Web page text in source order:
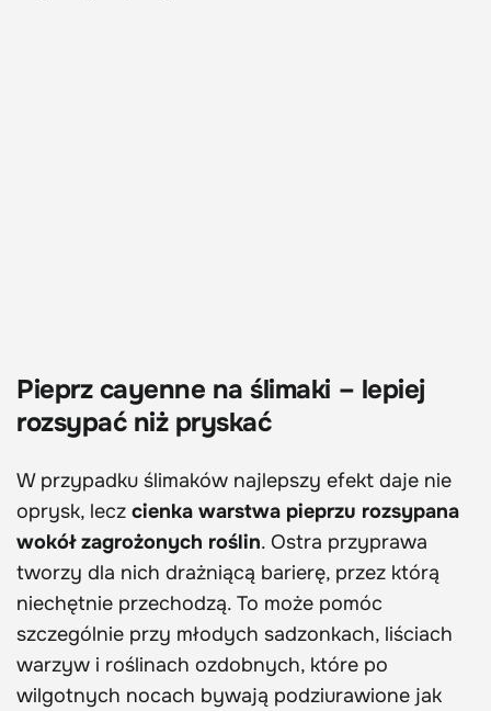
Pieprz cayenne na ślimaki – lepiej
rozsypać niż pryskać
W przypadku ślimaków najlepszy efekt daje nie
oprysk, lecz cienka warstwa pieprzu rozsypana
wokół zagrożonych roślin. Ostra przyprawa
tworzy dla nich drażniącą barierę, przez którą
niechętnie przechodzą. To może pomóc
szczególnie przy młodych sadzonkach, liściach
warzyw i roślinach ozdobnych, które po
wilgotnych nocach bywają podziurawione jak